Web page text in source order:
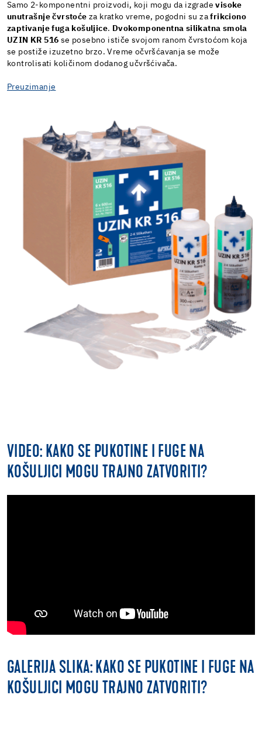
Samo 2-komponentni proizvodi, koji mogu da izgradevisoke
unutrašnje čvrstoće za kratko vreme, pogodni su zafrikciono
zaptivanje fuga košuljice. Dvokomponentna silikatna smola
UZIN KR 516 se posebno ističe svojom ranom čvrstoćom koja
se postiže izuzetno brzo. Vreme očvršćavanja se može
kontrolisati količinom dodanog učvršćivača.
Preuzimanje
VIDEO: KAKO SE PUKOTINE I FUGE NA
KOŠULJICI MOGU TRAJNO ZATVORITI?
GALERIJA SLIKA: KAKO SE PUKOTINE I FUGE NA
KOŠULJICI MOGU TRAJNO ZATVORITI?